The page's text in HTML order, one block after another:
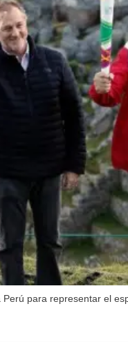
para representar el